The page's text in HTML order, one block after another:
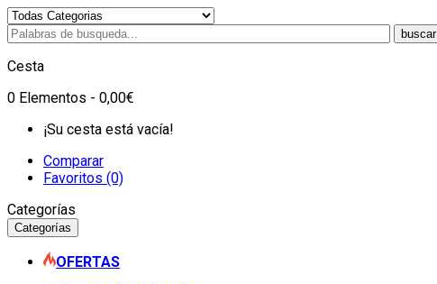
buscar
Cesta
0 Elementos - 0,00€
¡Su cesta está vacía!
Comparar
Favoritos (0)
Categorías
Categorías
OFERTAS